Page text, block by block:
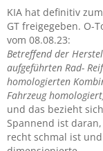
KIA hat definitiv
GT freigegeben. O-
vom 08.08.23:
Betreffend der
aufgeführten Rad-
homologierten
Fahrzeug
und das bezieht
Spannend ist
recht schmal ist